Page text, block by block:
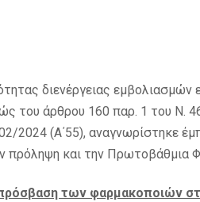
διενέργειας εμβολιασμών
του άρθρου 160 παρ. 1 του Ν.
2024 (Α΄55), αναγνωρίστηκε
πρόληψη και την Πρωτοβάθμια
πρόσβαση των φαρμακοποιών